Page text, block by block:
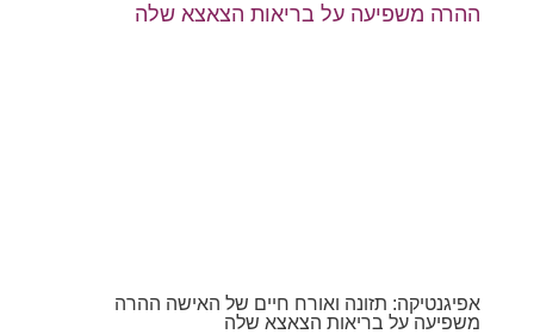
אפיגנטיקה: תזונה ואורח חיים של האישה ההרה
משפיעה על בריאות הצאצא שלה